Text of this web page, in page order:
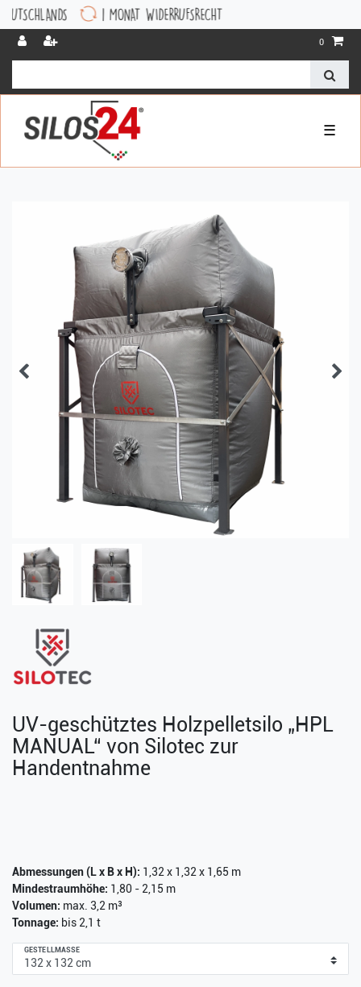
1 MONAT WIDERRUFSRECHT
0
☰
UV-geschütztes Holzpelletsilo „HPL
MANUAL“ von Silotec zur
Handentnahme
Abmessungen (L x B x H): 1,32 x 1,32 x 1,65 m
Mindestraumhöhe: 1,80 - 2,15 m
Volumen: max. 3,2 m³
Tonnage: bis 2,1 t
GESTELLMASSE